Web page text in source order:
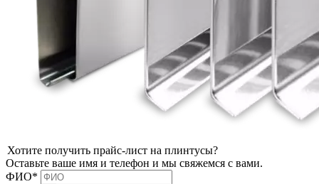
Хотите получить прайс-лист на плинтусы?
Оставьте ваше имя и телефон и мы свяжемся с вами.
ФИО*